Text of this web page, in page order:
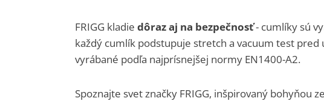
FRIGG kladie dôraz aj na bezpečnosť- cumlíky sú
každý cumlík podstupuje stretch a vacuum test pred
vyrábané podľa najprísnejšej normy EN1400-A2.
Spoznajte svet značky FRIGG, inšpirovaný bohyňou